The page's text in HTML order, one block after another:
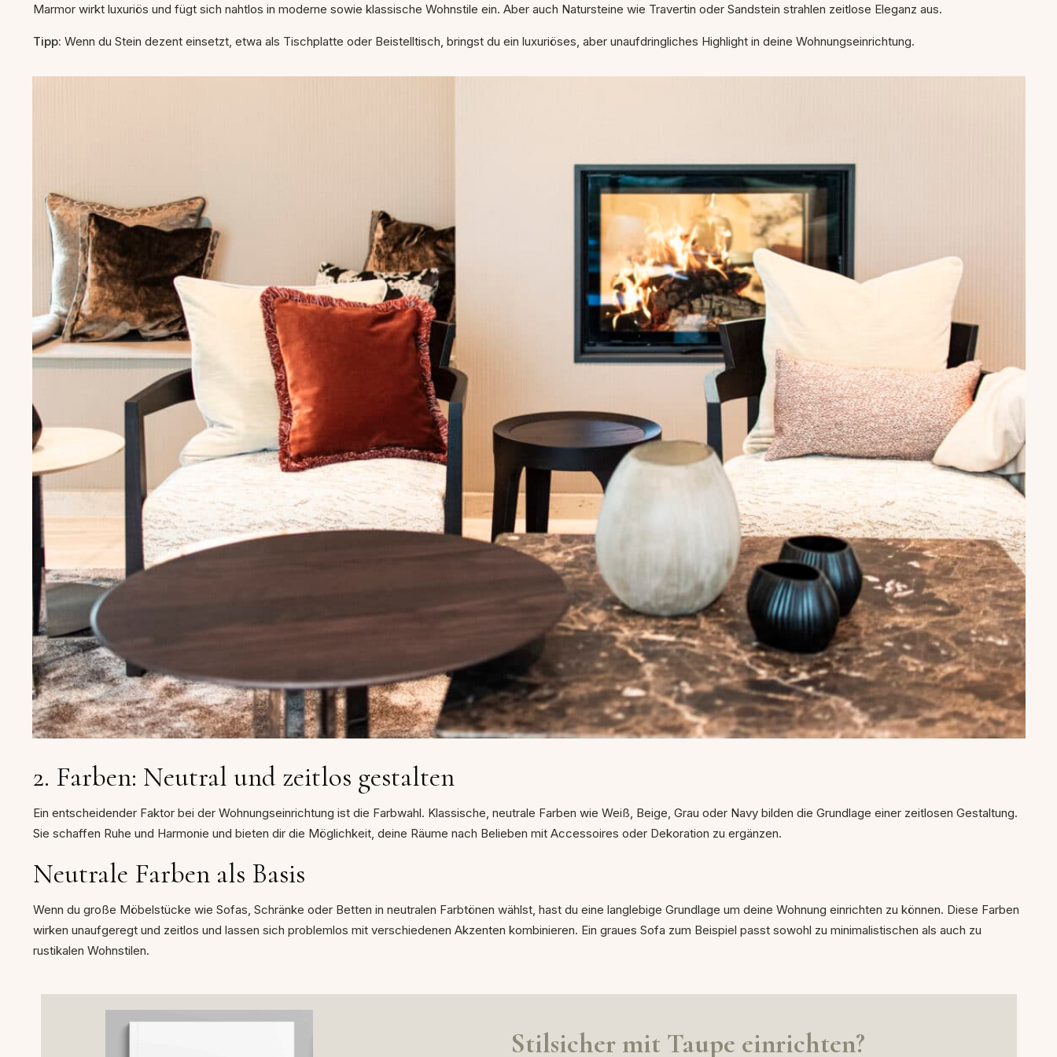
Marmor wirkt luxuriös und fügt sich nahtlos in moderne sowie klassische Wohnstile ein. Aber auch Natursteine wie Travertin oder Sandstein strahlen zeitlose Eleganz aus.
Tipp: Wenn du Stein dezent einsetzt, etwa als Tischplatte oder Beistelltisch, bringst du ein luxuriöses, aber unaufdringliches Highlight in deine Wohnungseinrichtung.
2. Farben: Neutral und zeitlos gestalten
Ein entscheidender Faktor bei der Wohnungseinrichtung ist die Farbwahl. Klassische, neutrale Farben wie Weiß, Beige, Grau oder Navy bilden die Grundlage einer zeitlosen Gestaltung.
Sie schaffen Ruhe und Harmonie und bieten dir die Möglichkeit, deine Räume nach Belieben mit Accessoires oder Dekoration zu ergänzen.
Neutrale Farben als Basis
Wenn du große Möbelstücke wie Sofas, Schränke oder Betten in neutralen Farbtönen wählst, hast du eine langlebige Grundlage um deine Wohnung einrichten zu können. Diese Farben
wirken unaufgeregt und zeitlos und lassen sich problemlos mit verschiedenen Akzenten kombinieren. Ein graues Sofa zum Beispiel passt sowohl zu minimalistischen als auch zu
rustikalen Wohnstilen.
Stilsicher mit Taupe einrichten?